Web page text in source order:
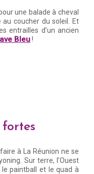
une balade à cheval
au coucher du soleil. Et
entrailles d’un ancien
Bleu!
fortes
à La Réunion ne se
Sur terre, l’Ouest
paintball et le quad à